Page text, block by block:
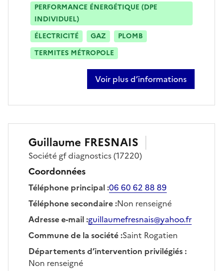
PERFORMANCE ÉNERGÉTIQUE (DPE
INDIVIDUEL)
ÉLECTRICITÉ
GAZ
PLOMB
TERMITES MÉTROPOLE
Voir plus d’informations
sur louise petit
Guillaume FRESNAIS
Société gf diagnostics(17220)
Coordonnées
Téléphone principal:06 60 62 88 89
Téléphone secondaire:Non renseigné
Adresse e-mail:guillaumefresnais@yahoo.fr
Commune de la société:Saint Rogatien
Départements d’intervention privilégiés:
Non renseigné